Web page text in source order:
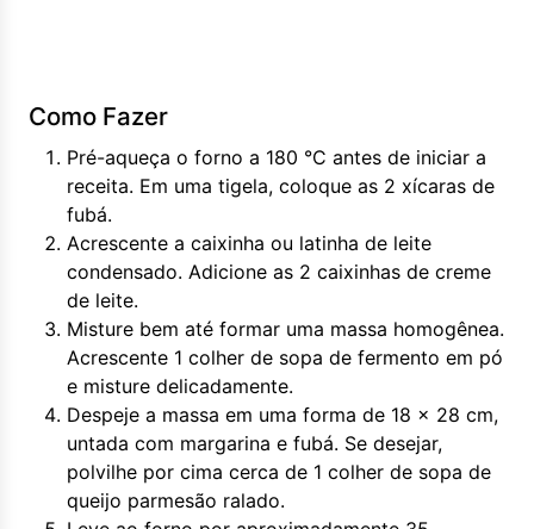
Como Fazer
Pré-aqueça o forno a 180 °C antes de iniciar a
receita. Em uma tigela, coloque as 2 xícaras de
fubá.
Acrescente a caixinha ou latinha de leite
condensado. Adicione as 2 caixinhas de creme
de leite.
Misture bem até formar uma massa homogênea.
Acrescente 1 colher de sopa de fermento em pó
e misture delicadamente.
Despeje a massa em uma forma de 18 x 28 cm,
untada com margarina e fubá. Se desejar,
polvilhe por cima cerca de 1 colher de sopa de
queijo parmesão ralado.